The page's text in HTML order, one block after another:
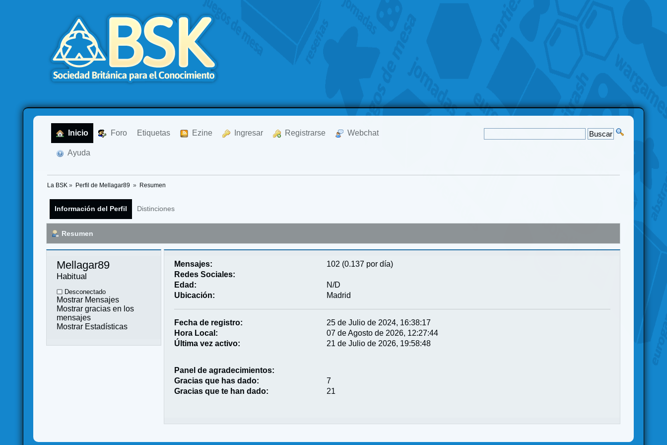
Inicio Foro Etiquetas Ezine Ingresar Registrarse Webchat
Ayuda
La BSK » Perfil de Mellagar89 » Resumen
Información del Perfil Distinciones
Resumen
Mellagar89
Habitual
Desconectado
Mostrar Mensajes
Mostrar gracias en los
mensajes
Mostrar Estadísticas
Mensajes:
102 (0.137 por día)
Redes Sociales:
Edad:
N/D
Ubicación:
Madrid
Fecha de registro:
25 de Julio de 2024, 16:38:17
Hora Local:
07 de Agosto de 2026, 12:27:44
Última vez activo:
21 de Julio de 2026, 19:58:48
Panel de agradecimientos:
Gracias que has dado:
7
Gracias que te han dado:
21